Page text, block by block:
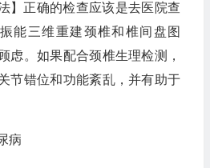
】正确的检查应该是去医院查
能三维重建颈椎和椎间盘图
虑。如果配合颈椎生理检测，
节错位和功能紊乱，并有助于
病